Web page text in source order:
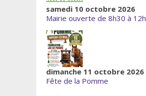
samedi 10 octobre 2026
Mairie ouverte de 8h30 à 12h
dimanche 11 octobre 2026
Fête de la Pomme